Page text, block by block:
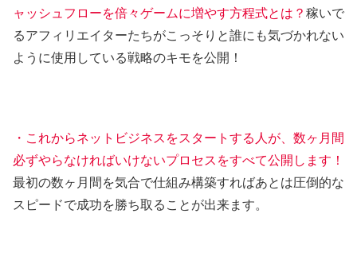
ャッシュフローを倍々ゲームに増やす方程式とは？ 稼いで
るアフィリエイターたちがこっそりと誰にも気づかれない
ように使用している戦略のキモを公開！
・これからネットビジネスをスタートする人が、数ヶ月間
必ずやらなければいけないプロセスをすべて公開します！
最初の数ヶ月間を気合で仕組み構築すればあとは圧倒的な
スピードで成功を勝ち取ることが出来ます。